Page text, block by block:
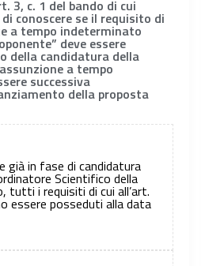
3, c. 1 del bando di cui
conoscere se il requisito di
a tempo indeterminato
deve essere
della candidatura della
a tempo
successiva
della proposta
già in fase di candidatura
Scientifico della
tutti i requisiti di cui all’art.
essere posseduti alla data